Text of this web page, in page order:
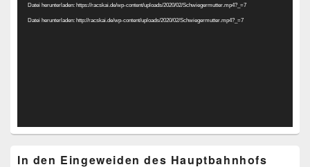
Datei herunterladen: https://racskai.de/wp-content/uploads/2020/02/Schwiegermutter.mp4?_=7
Datei herunterladen: http://racskai.de/wp-content/uploads/2020/02/Schwiegermutter.mp4?_=7
In den Eingeweiden des Hauptbahnhofs